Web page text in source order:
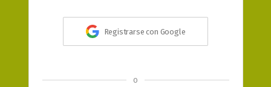
Registrarse con Google
o